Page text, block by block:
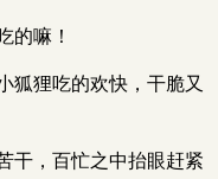
的嘛！
狐狸吃的欢快，干脆又
干，百忙之中抬眼赶紧